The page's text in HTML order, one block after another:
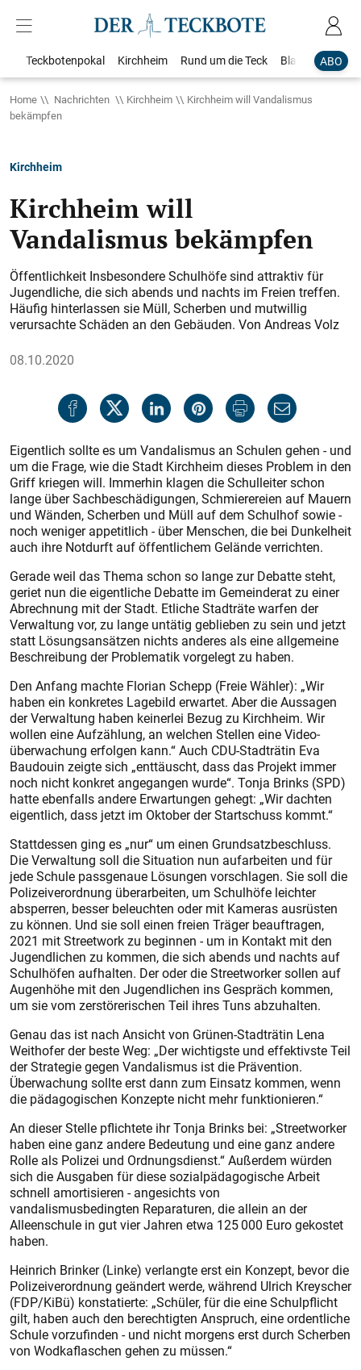
ABO
Teckbotenpokal Kirchheim Rund um die Teck Blaulicht
Home Nachrichten Kirchheim
Kirchheim will Vandalismus
bekämpfen
Kirchheim
Kirchheim will
Vandalismus bekämpfen
Öffentlichkeit Insbesondere Schulhöfe sind attraktiv für
Jugendliche, die sich abends und nachts im Freien treffen.
Häufig hinterlassen sie Müll, Scherben und mutwillig
verursachte Schäden an den Gebäuden. Von Andreas Volz
08.10.2020
Eigentlich sollte es um Vandalismus an Schulen gehen - und
um die Frage, wie die Stadt Kirchheim dieses Problem in den
Griff kriegen will. Immerhin klagen die Schulleiter schon
lange über Sachbeschädigungen, Schmierereien auf Mauern
und Wänden, Scherben und Müll auf dem Schulhof sowie -
noch weniger appetitlich - über Menschen, die bei Dunkelheit
auch ihre Notdurft auf öffentlichem Gelände verrichten.
Gerade weil das Thema schon so lange zur Debatte steht,
geriet nun die eigentliche Debatte im Gemeinderat zu einer
Abrechnung mit der Stadt. Etliche Stadträte warfen der
Verwaltung vor, zu lange untätig geblieben zu sein und jetzt
statt Lösungsansätzen nichts anderes als eine allgemeine
Beschreibung der Problematik vorgelegt zu haben.
Den Anfang machte Florian Schepp (Freie Wähler): „Wir
haben ein konkretes Lagebild erwartet. Aber die Aussagen
der Verwaltung haben keinerlei Bezug zu Kirchheim. Wir
wollen eine Aufzählung, an welchen Stellen eine Video­
überwachung erfolgen kann.“ Auch CDU-Stadträtin Eva
Baudouin zeigte sich „enttäuscht, dass das Projekt immer
noch nicht konkret angegangen wurde“. Tonja Brinks (SPD)
hatte ebenfalls andere Erwartungen gehegt: „Wir dachten
eigentlich, dass jetzt im Oktober der Startschuss kommt.“
Stattdessen ging es „nur“ um einen Grundsatzbeschluss.
Die Verwaltung soll die Situation nun aufarbeiten und für
jede Schule passgenaue Lösungen vorschlagen. Sie soll die
Polizeiverordnung überarbeiten, um Schulhöfe leichter
absperren, besser beleuchten oder mit Kameras ausrüsten
zu können. Und sie soll einen freien Träger beauftragen,
2021 mit Streetwork zu beginnen - um in Kontakt mit den
Jugendlichen zu kommen, die sich abends und nachts auf
Schulhöfen aufhalten. Der oder die Streetworker sollen auf
Augenhöhe mit den Jugendlichen ins Gespräch kommen,
um sie vom zerstörerischen Teil ihres Tuns abzuhalten.
Genau das ist nach Ansicht von Grünen-Stadträtin Lena
Weithofer der beste Weg: „Der wichtigste und effektivste Teil
der Strategie gegen Vandalismus ist die Prävention.
Überwachung sollte erst dann zum Einsatz kommen, wenn
die pädagogischen Konzepte nicht mehr funktionieren.“
An dieser Stelle pflichtete ihr Tonja Brinks bei: „Streetworker
haben eine ganz andere Bedeutung und eine ganz andere
Rolle als Polizei und Ordnungsdienst.“ Außerdem würden
sich die Ausgaben für diese sozialpädagogische Arbeit
schnell amortisieren - angesichts von
vandalismusbedingten Reparaturen, die allein an der
Alleenschule in gut vier Jahren etwa 125 000 Euro gekostet
haben.
Heinrich Brinker (Linke) verlangte erst ein Konzept, bevor die
Polizeiverordnung geändert werde, während Ulrich Kreyscher
(FDP/KiBü) konstatierte: „Schüler, für die eine Schulpflicht
gilt, haben auch den berechtigten Anspruch, eine ordentliche
Schule vorzufinden - und nicht morgens erst durch Scherben
von Wodka­flaschen gehen zu müssen.“